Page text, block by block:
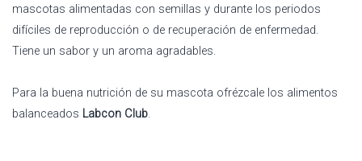
mascotas alimentadas con semillas y durante los periodos
difíciles de reproducción o de recuperación de enfermedad.
Tiene un sabor y un aroma agradables.
Para la buena nutrición de su mascota ofrézcale los alimentos
balanceados Labcon Club.